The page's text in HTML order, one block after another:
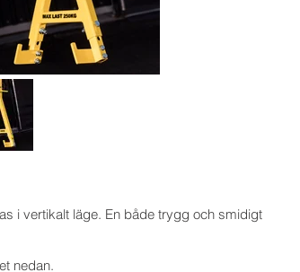
i vertikalt läge. En både trygg och smidigt
nedan.